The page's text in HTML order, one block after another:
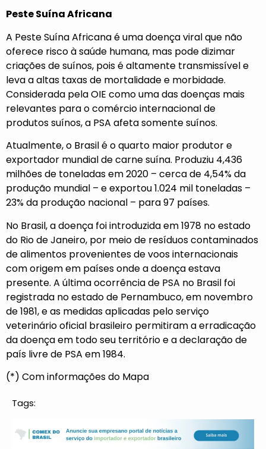
Peste Suína Africana
A Peste Suína Africana é uma doença viral que não
oferece risco à saúde humana, mas pode dizimar
criações de suínos, pois é altamente transmissível e
leva a altas taxas de mortalidade e morbidade.
Considerada pela OIE como uma das doenças mais
relevantes para o comércio internacional de
produtos suínos, a PSA afeta somente suínos.
Atualmente, o Brasil é o quarto maior produtor e
exportador mundial de carne suína. Produziu 4,436
milhões de toneladas em 2020 – cerca de 4,54% da
produção mundial – e exportou 1.024 mil toneladas –
23% da produção nacional – para 97 países.
No Brasil, a doença foi introduzida em 1978 no estado
do Rio de Janeiro, por meio de resíduos contaminados
de alimentos provenientes de voos internacionais
com origem em países onde a doença estava
presente. A última ocorrência de PSA no Brasil foi
registrada no estado de Pernambuco, em novembro
de 1981, e as medidas aplicadas pelo serviço
veterinário oficial brasileiro permitiram a erradicação
da doença em todo seu território e a declaração de
país livre de PSA em 1984.
(*) Com informações do Mapa
Tags: